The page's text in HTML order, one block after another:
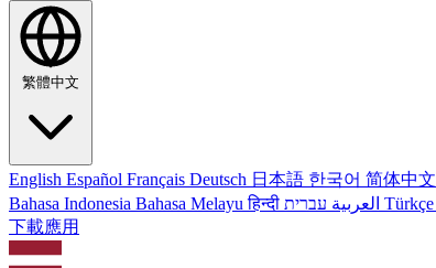
繁體中文
English Español Français Deutsch 日本語 한국어 简体中文
Bahasa Indonesia Bahasa Melayuहिन्दी العربية Türkçe
下載應用